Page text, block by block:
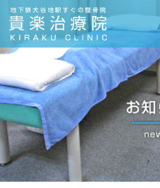
２月７日の予約状況 | 札幌厚別区大谷地で整体・